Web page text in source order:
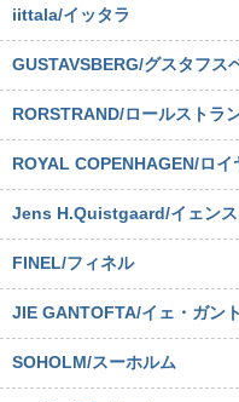
iittala/イッタラ
GUSTAVSBERG/グスタフス
RORSTRAND/ロールストラ
ROYAL COPENHAGEN/ロ
Jens H.Quistgaard/イェンス
FINEL/フィネル
JIE GANTOFTA/イェ・ガン
SOHOLM/スーホルム